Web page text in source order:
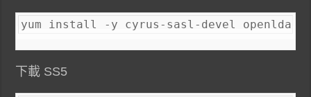
yum install -y cyrus-sasl-devel openldap-
下載 SS5